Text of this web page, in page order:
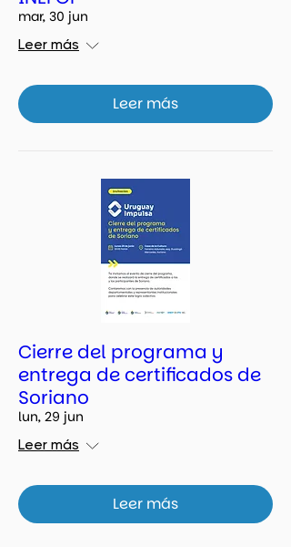
mar, 30 jun
Leer más
Leer más
Cierre del programa y
entrega de certificados de
Soriano
lun, 29 jun
Leer más
Leer más